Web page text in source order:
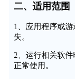
二、适用范围
1、应用程序或
失。
2、运行相关软
正常使用。